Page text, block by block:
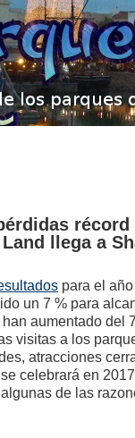
récord
llega a
para el
un 7 % para
aumentado del
visitas a los
atracciones
celebrará en
de las